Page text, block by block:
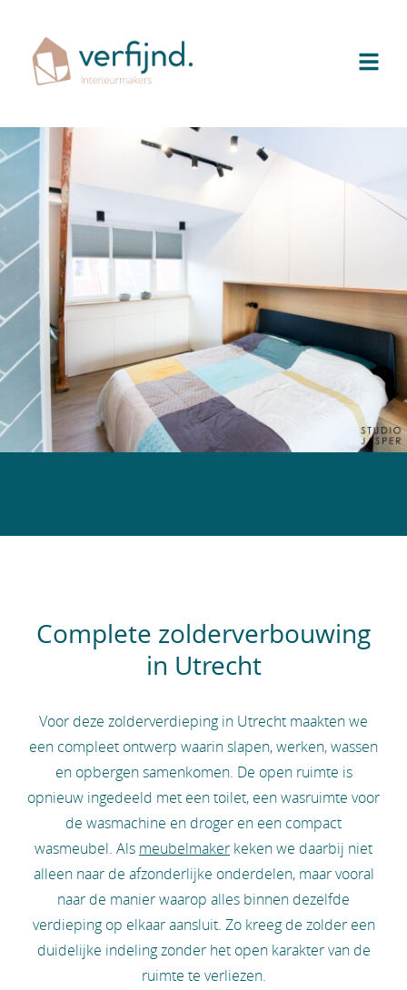
Complete zolderverbouwing
in Utrecht
Voor deze zolderverdieping in Utrecht maakten we
een compleet ontwerp waarin slapen, werken, wassen
en opbergen samenkomen. De open ruimte is
opnieuw ingedeeld met een toilet, een wasruimte voor
de wasmachine en droger en een compact
wasmeubel. Als meubelmaker keken we daarbij niet
alleen naar de afzonderlijke onderdelen, maar vooral
naar de manier waarop alles binnen dezelfde
verdieping op elkaar aansluit. Zo kreeg de zolder een
duidelijke indeling zonder het open karakter van de
ruimte te verliezen.